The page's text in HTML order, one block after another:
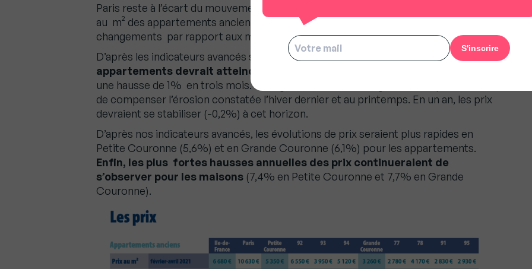
Paris reste à l’écart du mouvement, avec une stabilisation de ses valeurs. Le prix
au m² des appartements anciens ressort à 10 630 € en avril 2021, sans grands
changements par rapport aux mois précédents et même en un an (+1,1%).
D’après les indicateurs avancés sur les avant-contrats,
le prix au m² des
appartements devrait atteindre 10 720 € en août 2021 dans la Capitale
une hausse de 1% en trois mois. Ce léger mouvement d’augmentation permettrait
de compenser l’érosion constatée l’hiver dernier et au printemps. En un an, les prix
devraient se stabiliser (-0,2%) à cet horizon.
D’après nos indicateurs avancés, les évolutions de prix seraient plus rapides en
Petite Couronne (5,6%) et en Grande Couronne (6,1%) pour les appartements.
Enfin, les plus fortes hausses annuelles des prix continueraient de
s’observer pour les maisons (7,4% en Petite Couronne et 7,7% en Grande
Couronne).